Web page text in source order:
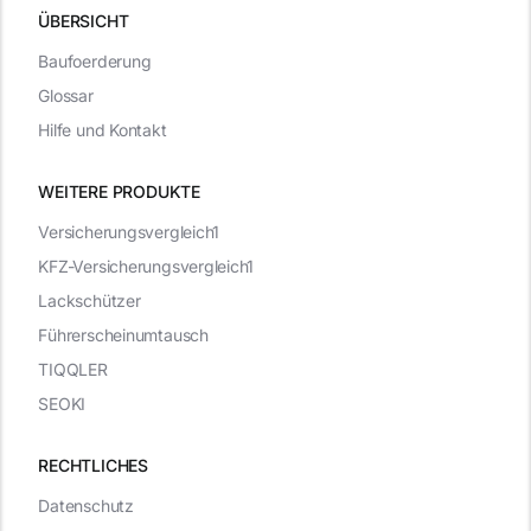
ÜBERSICHT
WEITERE PRODUKTE
Versicherungsvergleich1
KFZ-Versicherungsvergleich1
Lackschützer
Führerscheinumtausch
TIQQLER
SEOKI
RECHTLICHES
Datenschutz
Baufoerderung
Glossar
Hilfe und Kontakt